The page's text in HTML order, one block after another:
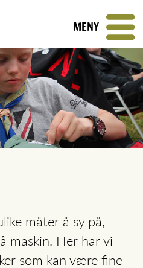
MENY
måter å sy på,
maskin. Her har vi
som kan være fine